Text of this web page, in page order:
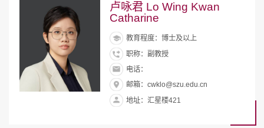
卢咏君 Lo Wing Kwan
Catharine
教育程度：博士及以上
职称：副教授
电话：
邮箱：cwklo@szu.edu.cn
地址：汇星楼421